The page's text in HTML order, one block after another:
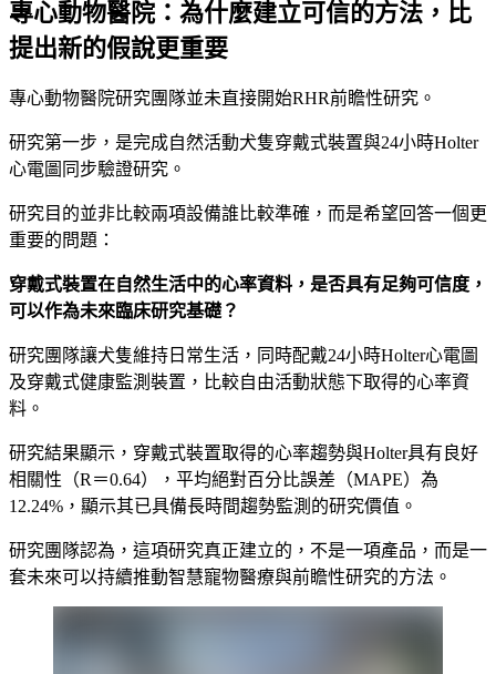
專心動物醫院：為什麼建立可信的方法，比
提出新的假說更重要
專心動物醫院研究團隊並未直接開始RHR前瞻性研究。
研究第一步，是完成自然活動犬隻穿戴式裝置與24小時Holter
心電圖同步驗證研究。
研究目的並非比較兩項設備誰比較準確，而是希望回答一個更
重要的問題：
穿戴式裝置在自然生活中的心率資料，是否具有足夠可信度，
可以作為未來臨床研究基礎？
研究團隊讓犬隻維持日常生活，同時配戴24小時Holter心電圖
及穿戴式健康監測裝置，比較自由活動狀態下取得的心率資
料。
研究結果顯示，穿戴式裝置取得的心率趨勢與Holter具有良好
相關性（R＝0.64），平均絕對百分比誤差（MAPE）為
12.24%，顯示其已具備長時間趨勢監測的研究價值。
研究團隊認為，這項研究真正建立的，不是一項產品，而是一
套未來可以持續推動智慧寵物醫療與前瞻性研究的方法。